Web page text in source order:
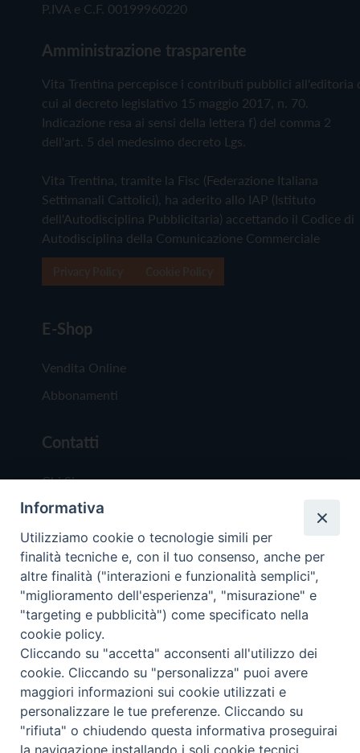
P.IVA e C.F. 00199960220
Amministrazione trasparente
Vita Trentina percepisce i contributi pubblici all'editoria
cui al decreto legislativo 15 maggio 2017, n. 70.
Indicazione resa ai sensi della lettera f) del comma 2
dell'art. 5 del medesimo decreto Lgs.
Vita Trentina, tramite la Fisc (Federazione Italiana
Settimanali Cattolici), ha aderito allo IAP (Istituto
dell'Autodisciplina Pubblicitaria) accettando il Codice di
Autodisciplina della Comunicazione Commerciale
E-Shop
Vendita Online
Abbonamenti
Contatti
Chi Siamo
Redazione
Scrivici
Copyright © 2019 - Tutti i diritti riservati - Vita
Trentina Editrice
Privacy Policy
Torna
Informativa
Utilizziamo cookie o tecnologie simili per
finalità tecniche e, con il tuo consenso, anche per
altre finalità ("interazioni e funzionalità semplici",
"miglioramento dell'esperienza", "misurazione" e
"targeting e pubblicità") come specificato nella
cookie policy.
Cliccando su "accetta" acconsenti all'utilizzo dei
cookie. Cliccando su "personalizza" puoi avere
maggiori informazioni sui cookie utilizzati e
personalizzare le tue preferenze. Cliccando su
"rifiuta" o chiudendo questa informativa proseguirai